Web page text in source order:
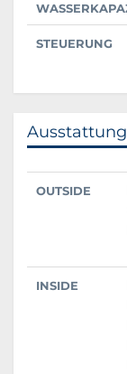
STEUERUNG
Ausstattung
OUTSIDE
INSIDE